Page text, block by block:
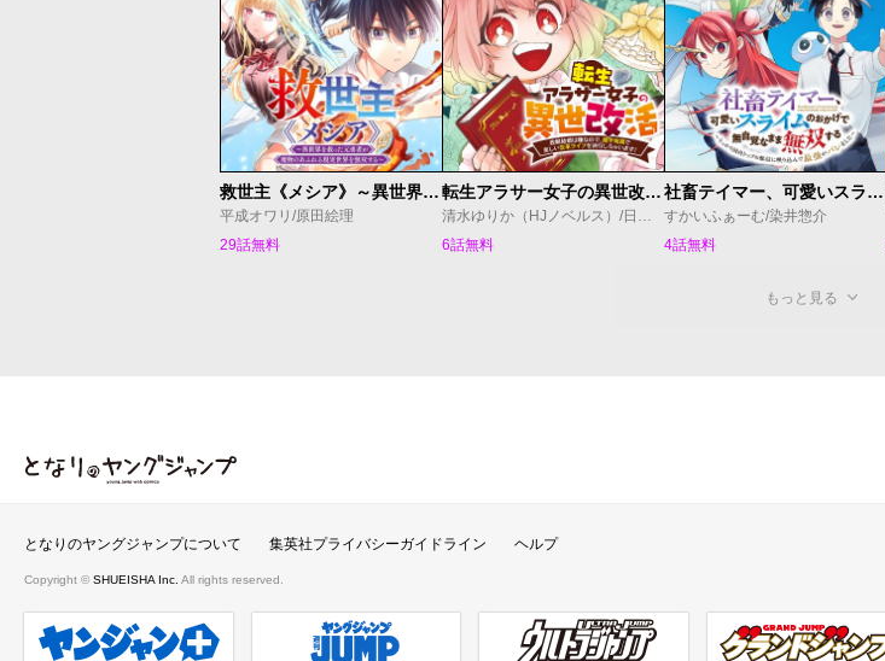
救世主《メシア》～異世界を救った元勇者が魔物のあふれる現実世界を無双する～
平成オワリ/原田絵理
29話無料
転生アラサー女子の異世改活 政略結婚は嫌なので、雑学知識で楽しい改革ライフを決行しちゃいます！
6話無料
社畜テイマー、可愛いスライムのおかげで無自覚なまま無双する～うっかり国内トップの配信に映り込んで最強がバレました～
すかいふぁーむ/染井惣介
4話無料
もっと見る
となりのヤングジャンプ
となりのヤングジャンプについて 集英社プライバシーガイドライン ヘルプ
Copyright © SHUEISHA Inc. All rights reserved.
ヤンジャンプラス 週刊ヤングジャンプ公式サイトウルトラジャンプ グランドジャンプ